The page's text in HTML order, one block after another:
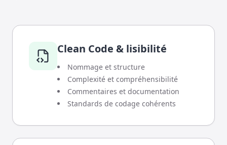
Clean Code & lisibilité
Nommage et structure
Complexité et compréhensibilité
Commentaires et documentation
Standards de codage cohérents